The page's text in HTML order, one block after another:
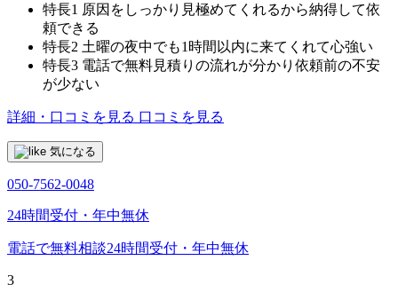
特長1 原因をしっかり見極めてくれるから納得して依
頼できる
特長2 土曜の夜中でも1時間以内に来てくれて心強い
特長3 電話で無料見積りの流れが分かり依頼前の不安
が少ない
詳細・口コミを見る 口コミを見る
気になる
050-7562-0048
24時間受付・年中無休
電話で無料相談24時間受付・年中無休
3